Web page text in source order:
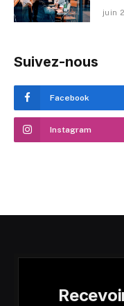
juin
Suivez-nous
Facebook
Instagram